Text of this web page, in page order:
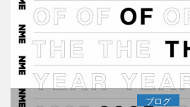
ブログ